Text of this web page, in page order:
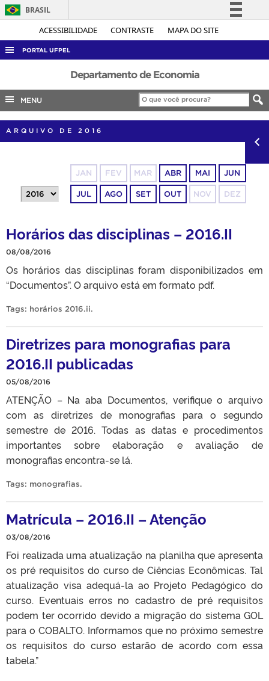
ACESSIBILIDADE CONTRASTE MAPA DO SITE
BRASIL
Simplifique!
Legislação
Canais
PORTAL UFPEL
ACESSO À INFORMAÇÃO
AUDITORIA
COBALTO
CONCURSOS
OUVIDORIA
TELEFONES
Departamento de Economia
MENU
ARQUIVO DE 2016
JAN FEV MAR ABR MAI JUN
JUL AGO SET OUT NOV DEZ
Horários das disciplinas – 2016.II
08/08/2016
Os horários das disciplinas foram disponibilizados em
“Documentos”. O arquivo está em formato pdf.
Tags: horários 2016.ii.
Diretrizes para monografias para
2016.II publicadas
05/08/2016
ATENÇÃO – Na aba Documentos, verifique o arquivo
com as diretrizes de monografias para o segundo
semestre de 2016. Todas as datas e procedimentos
importantes sobre elaboração e avaliação de
monografias encontra-se lá.
Tags: monografias.
Matrícula – 2016.II – Atenção
03/08/2016
Foi realizada uma atualização na planilha que apresenta
os pré requisitos do curso de Ciências Econômicas. Tal
atualização visa adequá-la ao Projeto Pedagógico do
curso. Eventuais erros no cadastro de pré requisitos
podem ter ocorrido devido a migração do sistema GOL
para o COBALTO. Informamos que no próximo semestre
os requisitos do curso estarão de acordo com essa
tabela.”